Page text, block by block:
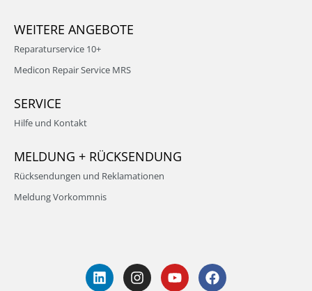
WEITERE ANGEBOTE
Reparaturservice 10+
Medicon Repair Service MRS
SERVICE
Hilfe und Kontakt
MELDUNG + RÜCKSENDUNG
Rücksendungen und Reklamationen
Meldung Vorkommnis